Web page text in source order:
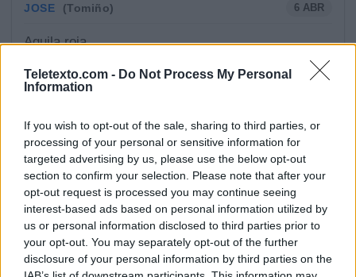
Teletexto.com - Do Not Process My Personal
Information
If you wish to opt-out of the sale, sharing to third parties, or
processing of your personal or sensitive information for
targeted advertising by us, please use the below opt-out
section to confirm your selection. Please note that after your
opt-out request is processed you may continue seeing
interest-based ads based on personal information utilized by
us or personal information disclosed to third parties prior to
your opt-out. You may separately opt-out of the further
disclosure of your personal information by third parties on the
JOSE (Tomiño) 6 ABR
Aguila roja
Lie to me
MARIA (Vigo) 5 ABR
Cosas de casa Charlie Ana y los siete